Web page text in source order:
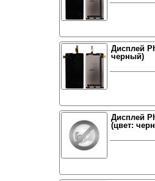
Дисплей
черный)
Дисплей
(цвет: